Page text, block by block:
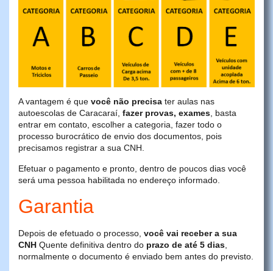
A vantagem é que você não precisa ter aulas nas
autoescolas de Caracaraí, fazer provas, exames, basta
entrar em contato, escolher a categoria, fazer todo o
processo burocrático de envio dos documentos, pois
precisamos registrar a sua CNH.
Efetuar o pagamento e pronto, dentro de poucos dias você
será uma pessoa habilitada no endereço informado.
Garantia
Depois de efetuado o processo, você vai receber a sua
CNH Quente definitiva dentro do prazo de até 5 dias,
normalmente o documento é enviado bem antes do previsto.